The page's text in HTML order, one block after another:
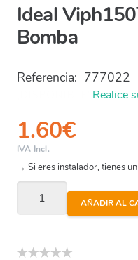
Ideal
Bomba
Referencia: 777022
Realice
1.60€
IVA Incl.
→ Si eres instalador, tienes
Viph150T
Tiranta
AÑADIR AL